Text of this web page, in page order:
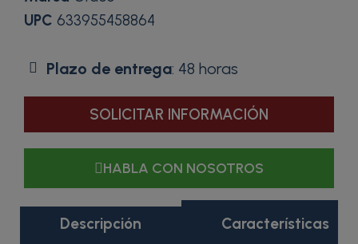
UPC 633955458864
Plazo de entrega: 48 horas
SOLICITAR INFORMACIÓN
HABLA CON NOSOTROS
Descripción Características